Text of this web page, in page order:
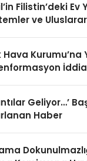
Filistin’deki Ev
ve
Hava Kurumu’na
Geliyor…’
Haber